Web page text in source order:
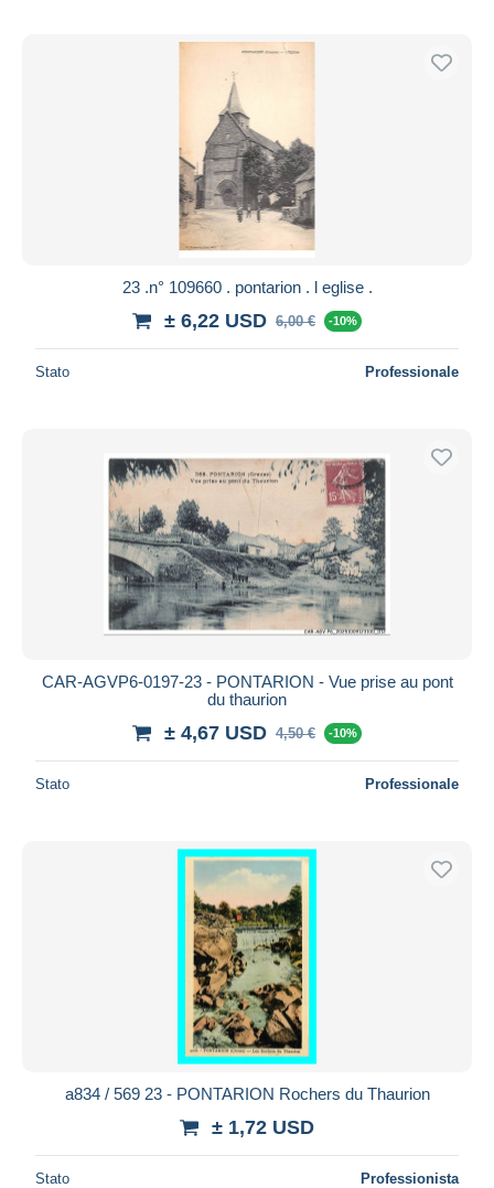
23 .n° 109660 . pontarion . l eglise .
± 6,22 USD 6,00 € -10%
Stato Professionale
CAR-AGVP6-0197-23 - PONTARION - Vue prise au pont
du thaurion
± 4,67 USD 4,50 € -10%
Stato Professionale
a834 / 569 23 - PONTARION Rochers du Thaurion
± 1,72 USD
Stato Professionista